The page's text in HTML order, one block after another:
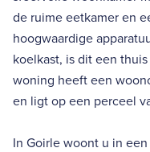
de ruime eetkamer en
hoogwaardige
koelkast, is dit een
woning heeft een
en ligt op een perceel
In Goirle woont u in